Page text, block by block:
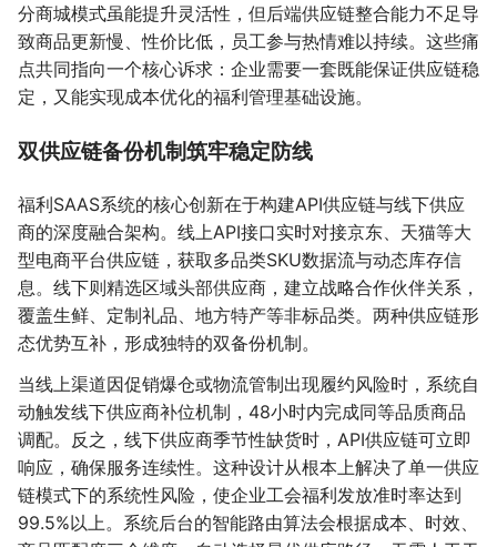
分商城模式虽能提升灵活性，但后端供应链整合能力不足导
致商品更新慢、性价比低，员工参与热情难以持续。这些痛
点共同指向一个核心诉求：企业需要一套既能保证供应链稳
定，又能实现成本优化的福利管理基础设施。
双供应链备份机制筑牢稳定防线
福利SAAS系统的核心创新在于构建API供应链与线下供应
商的深度融合架构。线上API接口实时对接京东、天猫等大
型电商平台供应链，获取多品类SKU数据流与动态库存信
息。线下则精选区域头部供应商，建立战略合作伙伴关系，
覆盖生鲜、定制礼品、地方特产等非标品类。两种供应链形
态优势互补，形成独特的双备份机制。
当线上渠道因促销爆仓或物流管制出现履约风险时，系统自
动触发线下供应商补位机制，48小时内完成同等品质商品
调配。反之，线下供应商季节性缺货时，API供应链可立即
响应，确保服务连续性。这种设计从根本上解决了单一供应
链模式下的系统性风险，使企业工会福利发放准时率达到
99.5%以上。系统后台的智能路由算法会根据成本、时效、